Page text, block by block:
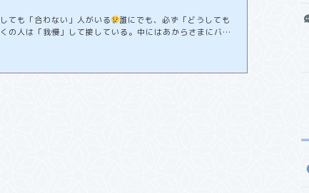
ても「合わない」人がいる
誰にでも、必ず「どうしても
の人は「我慢」して接している。中にはあからさまにバチ